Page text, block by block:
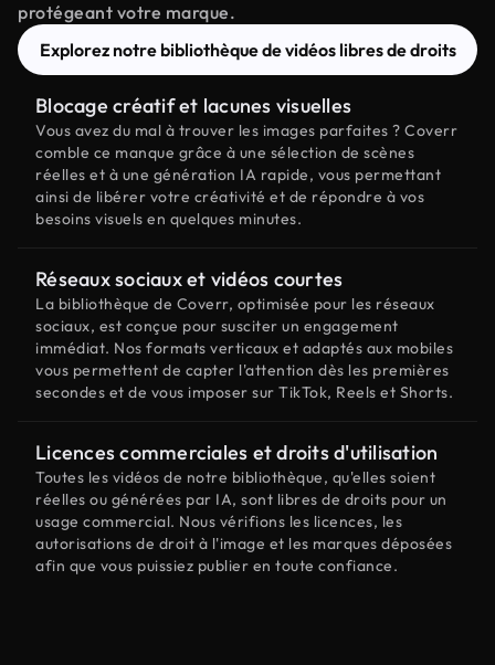
protégeant votre marque.
Explorez notre bibliothèque de vidéos libres de droits
Blocage créatif et lacunes visuelles
Vous avez du mal à trouver les images parfaites ? Coverr
comble ce manque grâce à une sélection de scènes
réelles et à une génération IA rapide, vous permettant
ainsi de libérer votre créativité et de répondre à vos
besoins visuels en quelques minutes.
Réseaux sociaux et vidéos courtes
La bibliothèque de Coverr, optimisée pour les réseaux
sociaux, est conçue pour susciter un engagement
immédiat. Nos formats verticaux et adaptés aux mobiles
vous permettent de capter l'attention dès les premières
secondes et de vous imposer sur TikTok, Reels et Shorts.
Licences commerciales et droits d'utilisation
Toutes les vidéos de notre bibliothèque, qu'elles soient
réelles ou générées par IA, sont libres de droits pour un
usage commercial. Nous vérifions les licences, les
autorisations de droit à l'image et les marques déposées
afin que vous puissiez publier en toute confiance.